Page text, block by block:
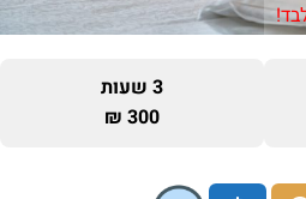
3 שעות
300 ₪